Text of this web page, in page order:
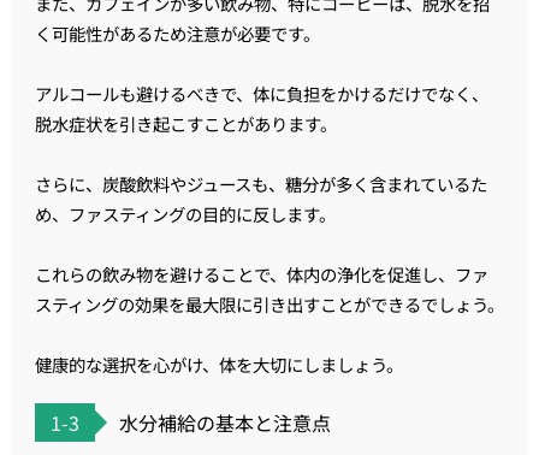
く可能性があるため注意が必要です。
アルコールも避けるべきで、体に負担をかけるだけでなく、
脱水症状を引き起こすことがあります。
さらに、炭酸飲料やジュースも、糖分が多く含まれているた
め、ファスティングの目的に反します。
これらの飲み物を避けることで、体内の浄化を促進し、ファ
スティングの効果を最大限に引き出すことができるでしょう。
健康的な選択を心がけ、体を大切にしましょう。
1-3 水分補給の基本と注意点